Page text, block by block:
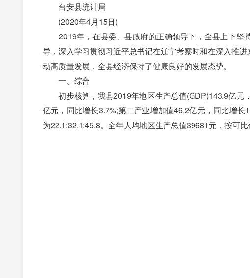
台安县统计局
(2020年4月15日)
2019年，在县委、县政府的正确领导下，全县上下坚
导，深入学习贯彻习近平总书记在辽宁考察时和在深入推
动高质量发展，全县经济保持了健康良好的发展态势。
一、综合
初步核算，我县2019年地区生产总值(GDP)143.9亿元
亿元，同比增长3.7%;第二产业增加值46.2亿元，同比增
为22.1:32.1:45.8。全年人均地区生产总值39681元，按可比